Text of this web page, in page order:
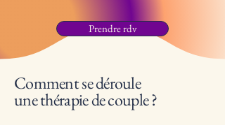
Prendre rdv
Comment se déroule
une thérapie de couple ?